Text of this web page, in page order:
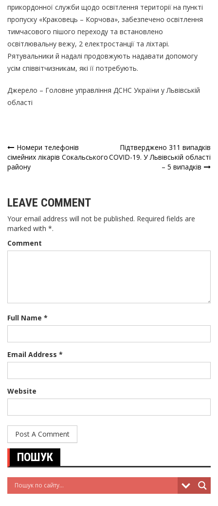
прикордонної служби щодо освітлення території на пункті
пропуску «Краковець – Корчова», забезпечено освітлення
тимчасового пішого переходу та встановлено
освітлювальну вежу, 2 електростанції та ліхтарі.
Рятувальники й надалі продовжують надавати допомогу
усім співвітчизникам, які її потребують.
Джерело – Головне управління ДСНС України у Львівській
області
Навігація
записів
Номери телефонів
сімейних лікарів Сокальського
району
Підтверджено 311 випадків
COVID-19. У Львівській області
– 5 випадків
LEAVE COMMENT
Your email address will not be published. Required fields are
marked with *.
Comment
Full Name *
Email Address *
Website
ПОШУК